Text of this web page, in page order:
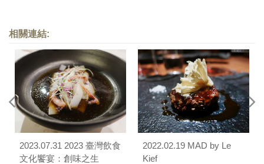
相關連結:
2023.07.31 2023 臺灣飲食
文化饗宴：創味之生
2022.02.19 MAD by Le
Kief